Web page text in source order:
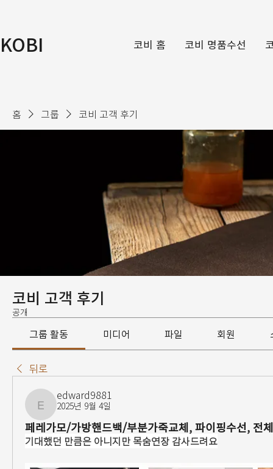
KOBI 코비 홈 코비 명품수선
홈 그룹 코비 고객 후기
코비 고객 후기
공개
그룹 활동 미디어 파일 회원
뒤로
edward9881
edward9881
2025년 9월 4일
페레가모/가방핸드백/부분가죽교체, 파이핑수선, 전
기대했던 만큼은 아니지만 목숨연장 감사드려요